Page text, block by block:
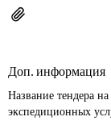
Доп. информация
Название тендера
экспедиционных